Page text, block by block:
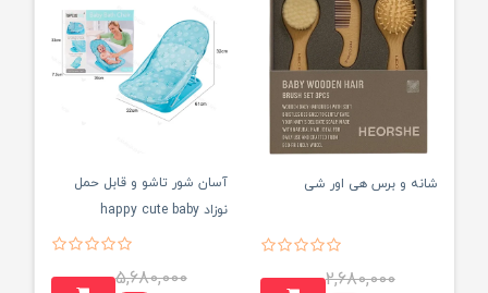
شانه و برس هی اور شی
2,680,000
آسان شور تاشو و قابل حمل
نوزاد happy cute baby
5,680,000